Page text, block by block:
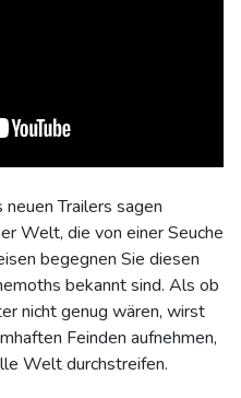
Trailers sagen
Welt, die von einer Seuche
begegnen Sie diesen
bekannt sind. Als ob
nicht genug wären, wirst
Feinden aufnehmen,
Welt durchstreifen.